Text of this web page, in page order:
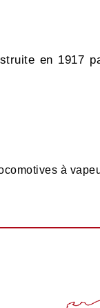
en 1917
à